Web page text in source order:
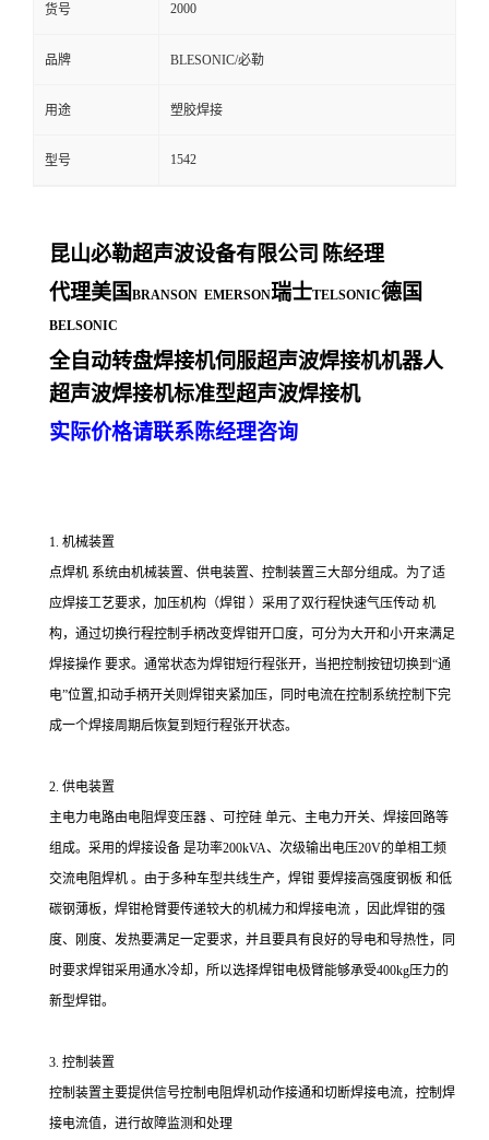
货号 2000
品牌 BLESONIC/必勒
用途 塑胶焊接
型号 1542
昆山必勒超声波设备有限公司 陈经理
代理美国 BRANSON EMERSON瑞士TELSONIC德国
BELSONIC
全自动转盘焊接机伺服超声波焊接机机器人
超声波焊接机标准型超声波焊接机
实际价格请联系陈经理咨询
1. 机械装置
点焊机 系统由机械装置、供电装置、控制装置三大部分组成。为了适
应焊接工艺要求，加压机构（焊钳 ）采用了双行程快速气压传动 机
构，通过切换行程控制手柄改变焊钳开口度，可分为大开和小开来满足
焊接操作 要求。通常状态为焊钳短行程张开，当把控制按钮切换到“通
电”位置,扣动手柄开关则焊钳夹紧加压，同时电流在控制系统控制下完
成一个焊接周期后恢复到短行程张开状态。
2. 供电装置
主电力电路由电阻焊变压器 、可控硅 单元、主电力开关、焊接回路等
组成。采用的焊接设备 是功率200kVA、次级输出电压20V的单相工频
交流电阻焊机 。由于多种车型共线生产，焊钳 要焊接高强度钢板 和低
碳钢薄板，焊钳枪臂要传递较大的机械力和焊接电流 ，因此焊钳的强
度、刚度、发热要满足一定要求，并且要具有良好的导电和导热性，同
时要求焊钳采用通水冷却，所以选择焊钳电极臂能够承受400kg压力的
新型焊钳。
3. 控制装置
控制装置主要提供信号控制电阻焊机动作接通和切断焊接电流，控制焊
接电流值，进行故障监测和处理